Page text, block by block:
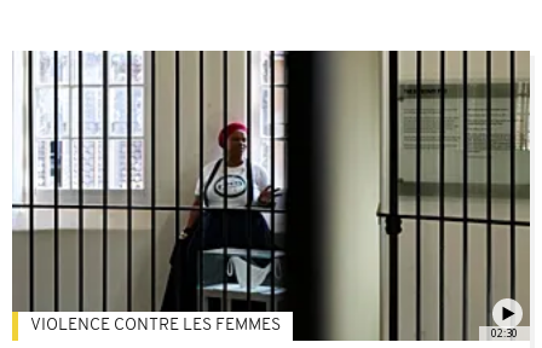
02:30
VIOLENCE CONTRE LES FEMMES